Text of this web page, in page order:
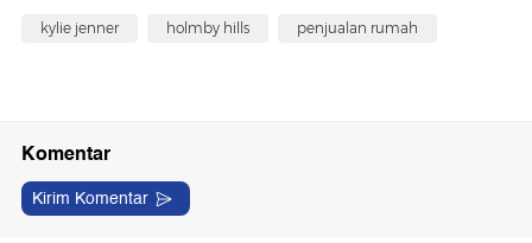
kylie jenner holmby hills penjualan rumah